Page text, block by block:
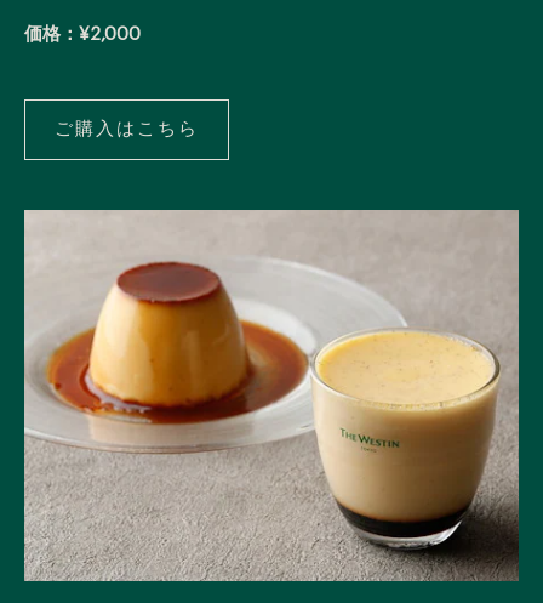
価格：¥2,000
ご購入はこちら
ご
購
ら